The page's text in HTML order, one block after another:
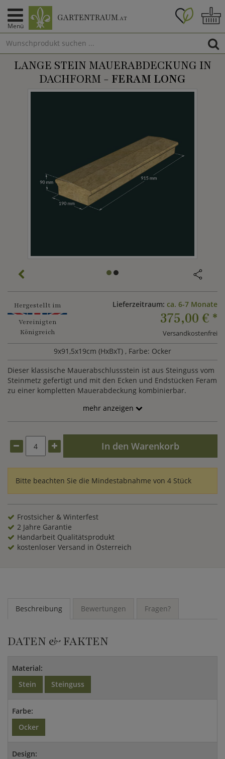
Menü
GARTENTRAUM.AT
LANGE STEIN MAUERABDECKUNG IN
DACHFORM - FERAM LONG
Hergestellt im
Vereinigten
Königreich
Lieferzeitraum: ca. 6-7 Monate
375,00 € *
Versandkostenfrei
9x91,5x19cm (HxBxT) , Farbe: Ocker
Dieser klassische Mauerabschlussstein ist aus Steinguss vom
Steinmetz gefertigt und mit den Ecken und Endstücken Feram
zu einer kompletten Mauerabdeckung kombinierbar.
mehr anzeigen
In den Warenkorb
Bitte beachten Sie die Mindestabnahme von 4 Stück
Frostsicher & Winterfest
2 Jahre Garantie
Handarbeit Qualitätsprodukt
kostenloser Versand in Österreich
Beschreibung Bewertungen Fragen?
DATEN & FAKTEN
Material:
Stein
Steinguss
Farbe:
Ocker
Design: